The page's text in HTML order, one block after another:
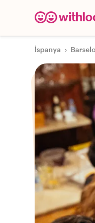
İspanya ›